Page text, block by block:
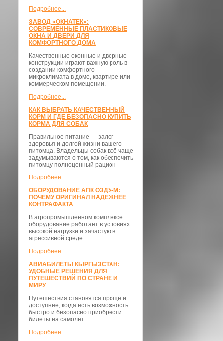
Подробнее...
ЗАВОД «ОКНАТЕК»:
СОВРЕМЕННЫЕ ПЛАСТИКОВЫЕ
ОКНА И ДВЕРИ ДЛЯ
КОМФОРТНОГО ДОМА
Качественные оконные и дверные
конструкции играют важную роль в
создании комфортного
микроклимата в доме, квартире или
коммерческом помещении.
Подробнее...
КАК ВЫБРАТЬ КАЧЕСТВЕННЫЙ
КОРМ И ГДЕ БЕЗОПАСНО КУПИТЬ
КОРМА ДЛЯ СОБАК
Правильное питание — залог
здоровья и долгой жизни вашего
питомца. Владельцы собак всё чаще
задумываются о том, как обеспечить
питомцу полноценный рацион
Подробнее...
ОБОРУДОВАНИЕ АПК ОЗДУ-М:
ПОЧЕМУ ОРИГИНАЛ НАДЕЖНЕЕ
КОНТРАФАКТА
В агропромышленном комплексе
оборудование работает в условиях
высокой нагрузки и зачастую в
агрессивной среде.
Подробнее...
АВИАБИЛЕТЫ КЫРГЫЗСТАН:
УДОБНЫЕ РЕШЕНИЯ ДЛЯ
ПУТЕШЕСТВИЙ ПО СТРАНЕ И
МИРУ
Путешествия становятся проще и
доступнее, когда есть возможность
быстро и безопасно приобрести
билеты на самолёт.
Подробнее...